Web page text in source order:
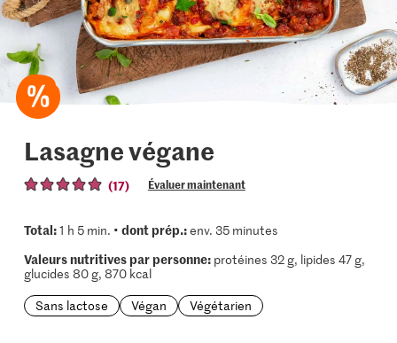
Lasagne végane
(17) Évaluer maintenant
Total:1 h 5 min. • dont prép.:env. 35 minutes
Valeurs nutritives par personne:protéines 32 g, lipides 47 g,
glucides 80 g, 870 kcal
Sans lactose
Végan Végétarien